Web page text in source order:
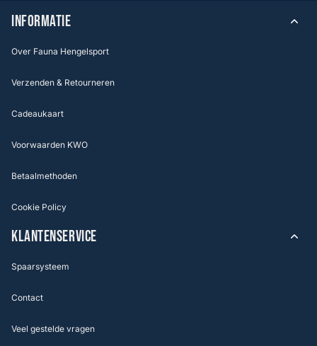
INFORMATIE
Over Fauna Hengelsport
Verzenden & Retourneren
Cadeaukaart
Voorwaarden KWO
Betaalmethoden
Cookie Policy
KLANTENSERVICE
Spaarsysteem
Contact
Veel gestelde vragen